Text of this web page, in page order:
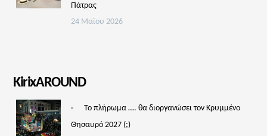
Πάτρας
24 Μαΐου 2026
KirixAROUND
Το πλήρωμα …. θα διοργανώσει τον Κρυμμένο
Θησαυρό 2027 (;)